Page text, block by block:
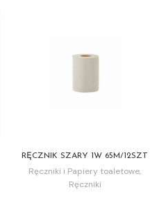
RĘCZNIK SZARY 1W 65M/12SZT
Ręczniki i Papiery toaletowe,
Ręczniki